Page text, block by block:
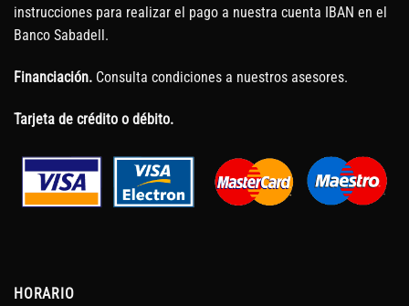
instrucciones para realizar el pago a nuestra cuenta IBAN en el
Banco Sabadell.
Financiación. Consulta condiciones a nuestros asesores.
Tarjeta de crédito o débito.
HORARIO